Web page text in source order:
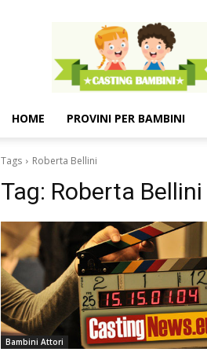
Casting
e
provini
per
bambini
e
HOME PROVINI PER BAMBINI
Tags Roberta Bellini
Tag: Roberta Bellini
Bambini Attori